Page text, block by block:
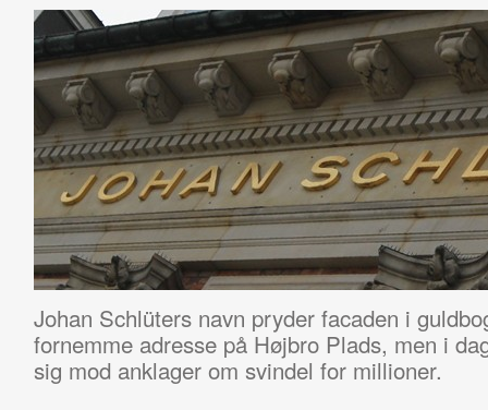
Johan Schlüters navn pryder facaden i
fornemme adresse på Højbro Plads, men i
sig mod anklager om svindel for millioner.